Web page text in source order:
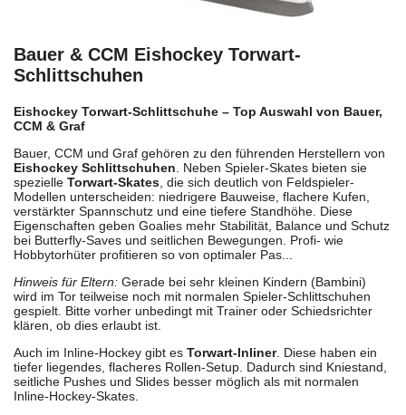
Bauer & CCM Eishockey Torwart-
Schlittschuhen
Eishockey Torwart-Schlittschuhe – Top Auswahl von Bauer,
CCM & Graf
Bauer, CCM und Graf gehören zu den führenden Herstellern von
Eishockey Schlittschuhen . Neben Spieler-Skates bieten sie
spezielle Torwart-Skates , die sich deutlich von Feldspieler-
Modellen unterscheiden: niedrigere Bauweise, flachere Kufen,
verstärkter Spannschutz und eine tiefere Standhöhe. Diese
Eigenschaften geben Goalies mehr Stabilität, Balance und Schutz
bei Butterfly-Saves und seitlichen Bewegungen. Profi- wie
Hobbytorhüter profitieren so von optimaler Pas...
Hinweis für Eltern: Gerade bei sehr kleinen Kindern (Bambini)
wird im Tor teilweise noch mit normalen Spieler-Schlittschuhen
gespielt. Bitte vorher unbedingt mit Trainer oder Schiedsrichter
klären, ob dies erlaubt ist.
Auch im Inline-Hockey gibt es Torwart-Inliner. Diese haben ein
tiefer liegendes, flacheres Rollen-Setup. Dadurch sind Kniestand,
seitliche Pushes und Slides besser möglich als mit normalen
Inline-Hockey-Skates.